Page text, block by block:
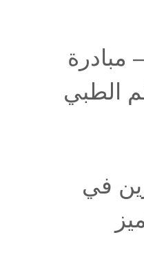
مبادرة
الطبي
في